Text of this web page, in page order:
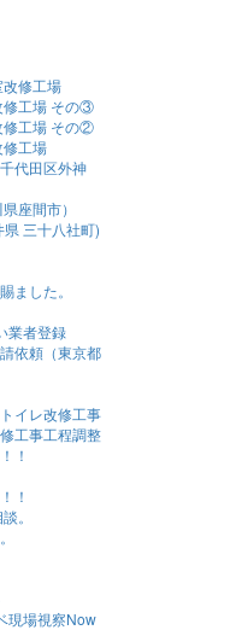
改修工場
修工場 その③
修工場 その②
修工場
代田区外神
座間市）
三十八社町)
ました。
業者登録
依頼（東京都
イレ改修工事
工事工程調整
！
！
。
現場視察Now